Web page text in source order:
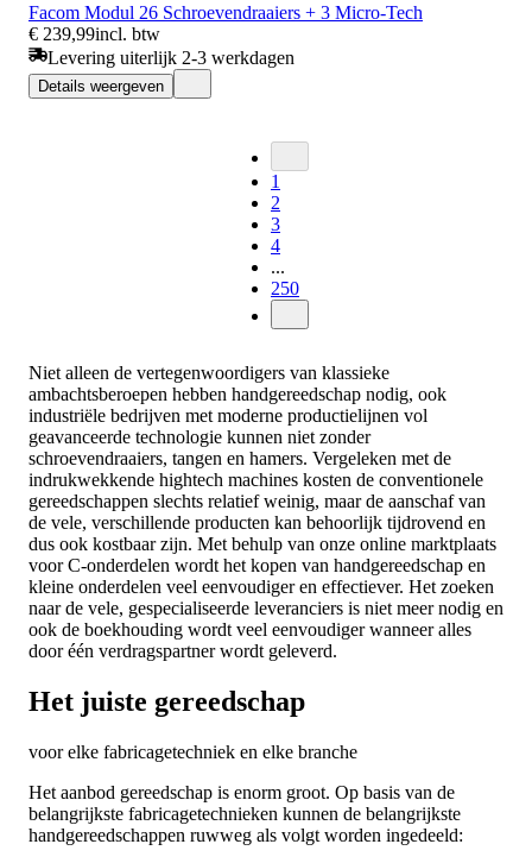
Facom Modul 26 Schroevendraaiers + 3 Micro-Tech
€ 239,99incl. btw
Levering uiterlijk 2-3 werkdagen
Details weergeven
1
2
3
4
...
250
Niet alleen de vertegenwoordigers van klassieke
ambachtsberoepen hebben handgereedschap nodig, ook
industriële bedrijven met moderne productielijnen vol
geavanceerde technologie kunnen niet zonder
schroevendraaiers, tangen en hamers. Vergeleken met de
indrukwekkende hightech machines kosten de conventionele
gereedschappen slechts relatief weinig, maar de aanschaf van
de vele, verschillende producten kan behoorlijk tijdrovend en
dus ook kostbaar zijn. Met behulp van onze online marktplaats
voor C-onderdelen wordt het kopen van handgereedschap en
kleine onderdelen veel eenvoudiger en effectiever. Het zoeken
naar de vele, gespecialiseerde leveranciers is niet meer nodig en
ook de boekhouding wordt veel eenvoudiger wanneer alles
door één verdragspartner wordt geleverd.
Het juiste gereedschap
voor elke fabricagetechniek en elke branche
Het aanbod gereedschap is enorm groot. Op basis van de
belangrijkste fabricagetechnieken kunnen de belangrijkste
handgereedschappen ruwweg als volgt worden ingedeeld: